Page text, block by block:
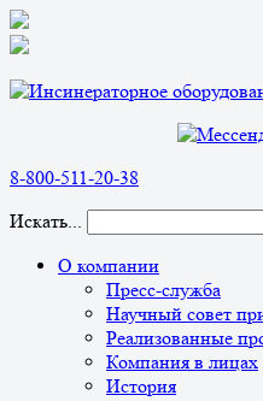
8-800-511-20-38
Искать...
О компании
Пресс-служба
Научный совет
Реализованные
Компания в лицах
История